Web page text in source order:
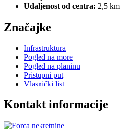
Udaljenost od centra: 2,5 km
Značajke
Infrastruktura
Pogled na more
Pogled na planinu
Pristupni put
Vlasnički list
Kontakt informacije